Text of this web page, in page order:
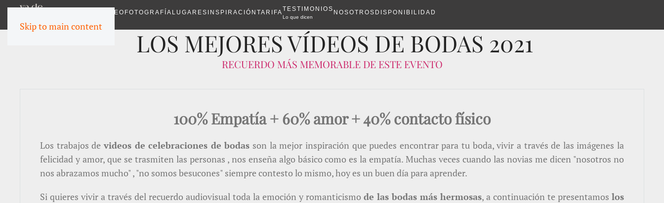
Skip to main content
VIDEO FOTOGRAFÍA LUGARES INSPIRACIÓN TARIFA
TESTIMONIOS
Lo que dicen
NOSOTROS DISPONIBILIDAD
LOS MEJORES VÍDEOS DE BODAS 2021
RECUERDO MÁS MEMORABLE DE ESTE EVENTO
100% Empatía + 60% amor + 40% contacto físico
Los trabajos de videos de celebraciones de bodas son la mejor inspiración que puedes encontrar para tu boda, vivir a través de las imágenes la
felicidad y amor, que se trasmiten las personas , nos enseña algo básico como es la empatía. Muchas veces cuando las novias me dicen "nosotros no
nos abrazamos mucho" , "no somos besucones" siempre contesto lo mismo, hoy es un buen día para aprender.
Si quieres vivir a través del recuerdo audiovisual toda la emoción y romanticismo de las bodas más hermosas, a continuación te presentamos los